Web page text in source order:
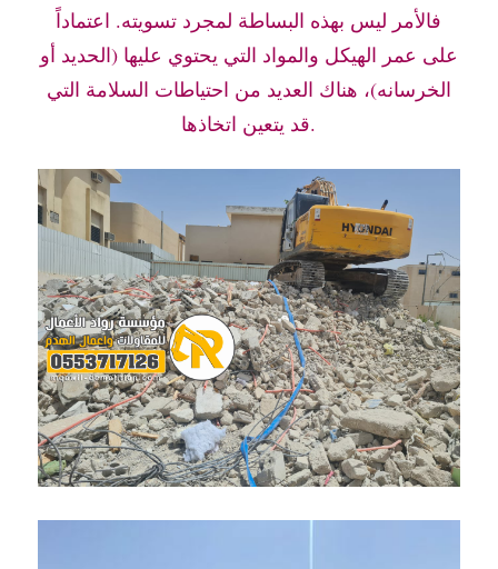
فالأمر ليس بهذه البساطة لمجرد تسويته. اعتماداً
على عمر الهيكل والمواد التي يحتوي عليها (الحديد أو
الخرسانه)، هناك العديد من احتياطات السلامة التي
قد يتعين اتخاذها.